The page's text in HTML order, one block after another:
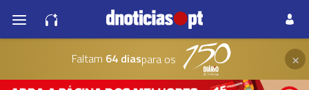
Faltam 64 diaspara os ×